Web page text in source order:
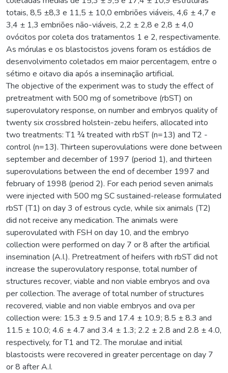
totais, 8,5 ±8,3 e 11,5 ± 10,0 embriões viáveis, 4,6 ± 4,7 e
3,4 ± 1,3 embriões não-viáveis, 2,2 ± 2,8 e 2,8 ± 4,0
ovócitos por coleta dos tratamentos 1 e 2, respectivamente.
As mórulas e os blastocistos jovens foram os estádios de
desenvolvimento coletados em maior percentagem, entre o
sétimo e oitavo dia após a inseminação artificial.
The objective of the experiment was to study the effect of
pretreatment with 500 mg of sometribove (rbST) on
superovulatory response, on number and embryos quality of
twenty six crossbred holstein-zebu heifers, allocated into
two treatments: T1 ¾ treated with rbST (n=13) and T2 -
control (n=13). Thirteen superovulations were done between
september and december of 1997 (period 1), and thirteen
superovulations between the end of december 1997 and
february of 1998 (period 2). For each period seven animals
were injected with 500 mg SC sustained-release formulated
rbST (T1) on day 3 of estrous cycle, while six animals (T2)
did not receive any medication. The animals were
superovulated with FSH on day 10, and the embryo
collection were performed on day 7 or 8 after the artificial
insemination (A.I.). Pretreatment of heifers with rbST did not
increase the superovulatory response, total number of
structures recover, viable and non viable embryos and ova
per collection. The average of total number of structures
recovered, viable and non viable embryos and ova per
collection were: 15.3 ± 9.5 and 17.4 ± 10.9; 8.5 ± 8.3 and
11.5 ± 10.0; 4.6 ± 4.7 and 3.4 ± 1.3; 2.2 ± 2.8 and 2.8 ± 4.0,
respectively, for T1 and T2. The morulae and initial
blastocists were recovered in greater percentage on day 7
or 8 after A.I.